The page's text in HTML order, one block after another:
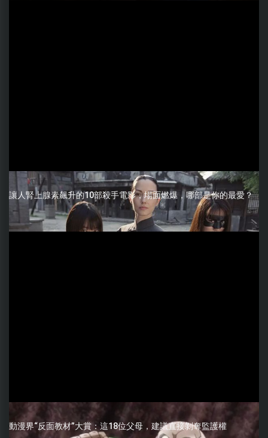
讓人腎上腺素飆升的10部殺手電影，場面燃爆，哪部是你的最愛？
動漫界“反面教材”大賞：這18位父母，建議直接剝奪監護權